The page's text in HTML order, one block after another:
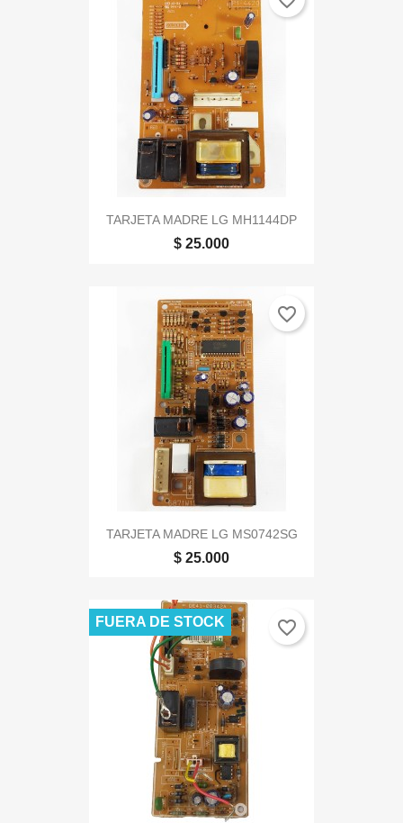
TARJETA MADRE LG MH1144DP
$ 25.000
TARJETA MADRE LG MS0742SG
$ 25.000
favorite_border
FUERA DE STOCK favorite_border